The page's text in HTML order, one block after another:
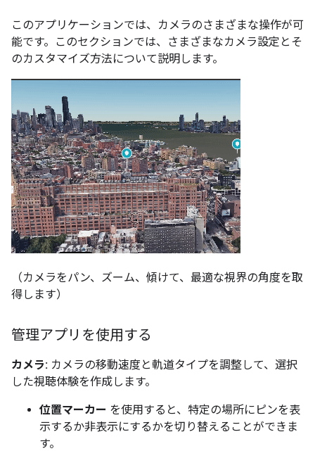
このアプリケーションでは、カメラのさまざまな操作が可
能です。このセクションでは、さまざまなカメラ設定とそ
のカスタマイズ方法について説明します。
（カメラをパン、ズーム、傾けて、最適な視界の角度を取
得します）
管理アプリを使用する
カメラ: カメラの移動速度と軌道タイプを調整して、選択
した視聴体験を作成します。
位置マーカー を使用すると、特定の場所にピンを表
示するか非表示にするかを切り替えることができま
す。